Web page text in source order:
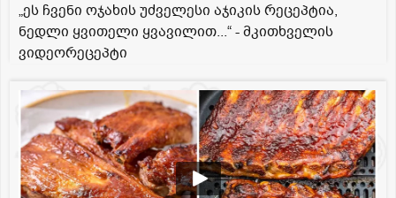
„ეს ჩვენი ოჯახის უძველესი აჯიკის რეცეპტია,
ნედლი ყვითელი ყვავილით...“ - მკითხველის
ვიდეორეცეპტი